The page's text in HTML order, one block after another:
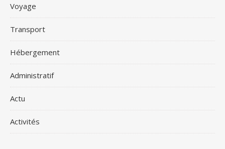
Voyage
Transport
Hébergement
Administratif
Actu
Activités